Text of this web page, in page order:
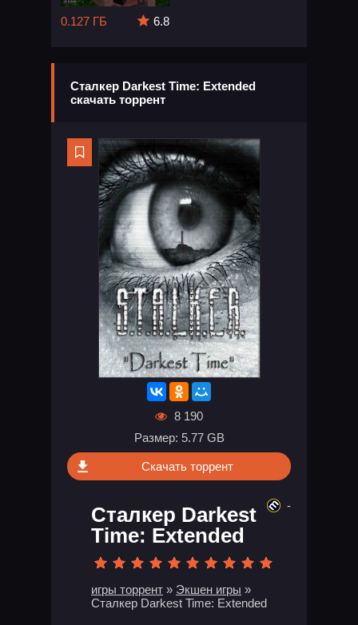
0.127 ГБ
6.8
Сталкер Darkest Time: Extended
скачать торрент
8 190
Размер: 5.77 GB
Скачать торрент
Сталкер Darkest
Time: Extended
игры торрент » Экшен игры »
Сталкер Darkest Time: Extended
-